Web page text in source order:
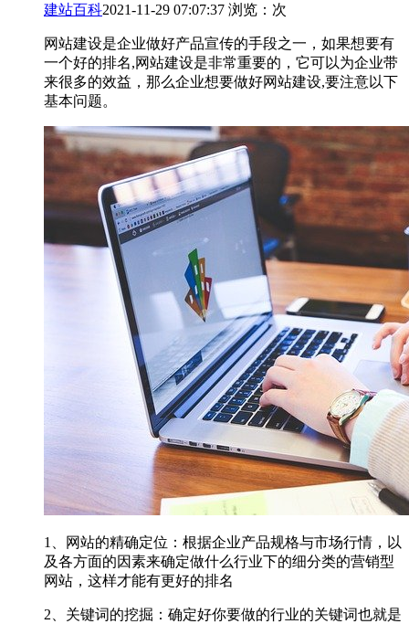
建站百科2021-11-29 07:07:37 浏览： 次
网站建设是企业做好产品宣传的手段之一，如果想要有
一个好的排名,网站建设是非常重要的，它可以为企业带
来很多的效益，那么企业想要做好网站建设,要注意以下
基本问题。
1、网站的精确定位：根据企业产品规格与市场行情，以
及各方面的因素来确定做什么行业下的细分类的营销型
网站，这样才能有更好的排名
2、关键词的挖掘：确定好你要做的行业的关键词也就是